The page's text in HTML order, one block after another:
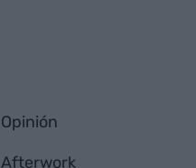
Opinión
Afterwork